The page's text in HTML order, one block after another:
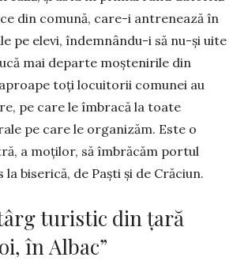
din comună, care-i an­tre­nea­ză în
pe elevi, îndem­nân­du-i să nu-și uite
mai departe moș­te­nirile din
toți locui­torii comunei au
pe care le îm­bracă la toate
pe care le orga­nizăm. Este o
a moților, să îm­bră­căm portul
la biserică, de Paști și de Crăciun.
turistic din țară
în Albac”